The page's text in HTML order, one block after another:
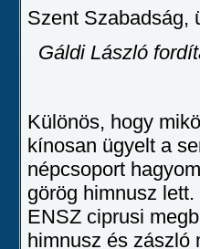
Szent Szabadság,
Gáldi László
Különös, hogy
kínosan ügyelt a
népcsoport
görög himnusz
ENSZ ciprusi
himnusz és zászló